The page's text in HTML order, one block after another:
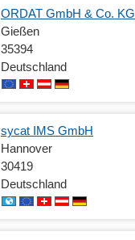
ORDAT GmbH & Co. KG
Gießen
35394
Deutschland
sycat IMS GmbH
Hannover
30419
Deutschland